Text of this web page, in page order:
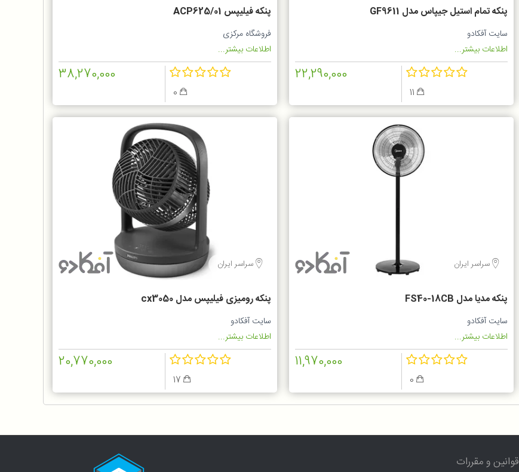
پنکه تمام استیل جیپاس مدل GF9611
سایت آفکادو
اطلاعات بیشتر...
22,290,000
پنکه فیلیپس ACP625/01
فروشگاه مرکزی
اطلاعات بیشتر...
38,270,000
سراسر ایران
پنکه مدیا مدل FS40-18CB
سایت آفکادو
اطلاعات بیشتر...
11,970,000
سراسر ایران
پنکه رومیزی فیلیپس مدل cx3050
سایت آفکادو
اطلاعات بیشتر...
20,770,000
قوانین و مقررات